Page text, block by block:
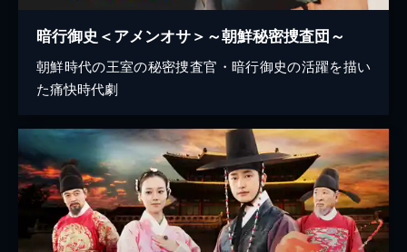
暗行御史＜アメンオサ＞～朝鮮秘密捜査団～
朝鮮時代の王室の秘密捜査官・暗行御史の活躍を描い
た痛快時代劇